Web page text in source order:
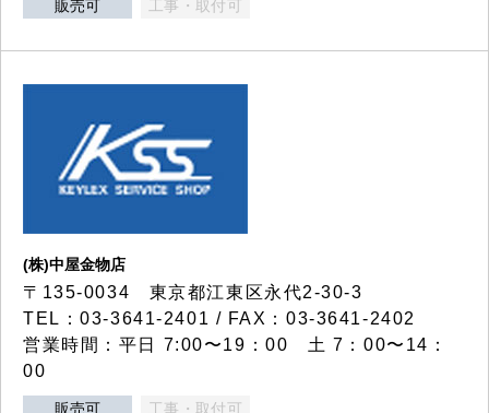
販売可 工事・取付可
(株)中屋金物店
〒135-0034 東京都江東区永代2-30-3
TEL：03-3641-2401 / FAX：03-3641-2402
営業時間：平日 7:00〜19：00 土 7：00〜14：
00
販売可 工事・取付可